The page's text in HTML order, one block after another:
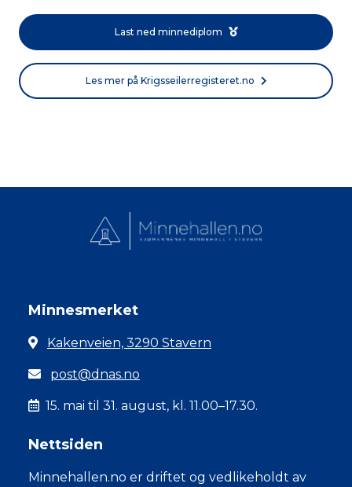
Last ned minnediplom
Les mer på Krigsseilerregisteret.no
Minnesmerket
Kakenveien, 3290 Stavern
post@dnas.no
15. mai til 31. august, kl. 11.00–17.30.
Nettsiden
Minnehallen.no er driftet og vedlikeholdt av